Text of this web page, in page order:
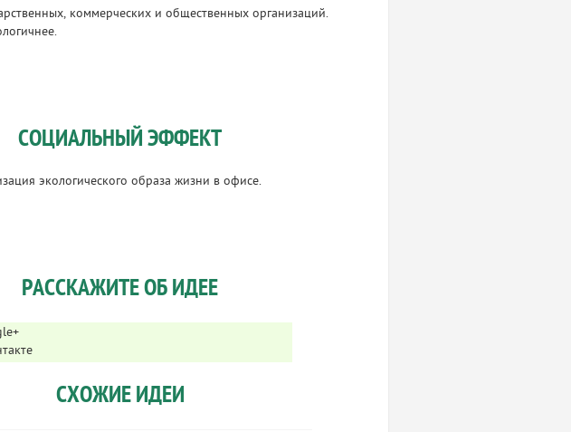
коммерческих и общественных организаций.
СОЦИАЛЬНЫЙ ЭФФЕКТ
экологического образа жизни в офисе.
РАССКАЖИТЕ ОБ ИДЕЕ
СХОЖИЕ ИДЕИ